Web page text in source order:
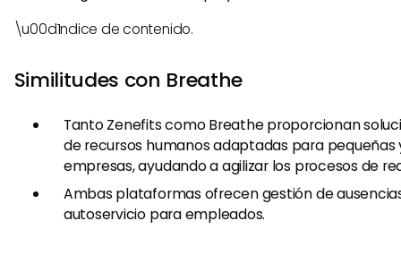
\u00d1ndice de contenido.
Similitudes con Breathe
Tanto Zenefits como Breathe proporcionan
de recursos humanos adaptadas para pequeñas
empresas, ayudando a agilizar los procesos de
Ambas plataformas ofrecen gestión de
autoservicio para empleados.